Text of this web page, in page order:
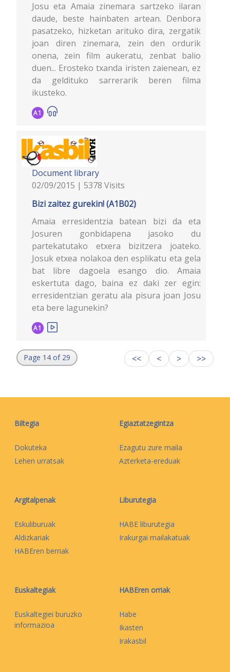
Josu eta Amaia zinemara sartzeko ilaran
daude, beste hainbaten artean. Denbora
pasatzeko, hizketan arituko dira, zergatik
joan diren zinemara, zein den ordurik
onena, zein film aukeratu, zenbat balio
duen... Erosteko txanda iristen zaienean, ez
da geldituko sarrerarik beren filma
ikusteko.
A1
Document library
02/09/2015 | 5378 Visits
Bizi zaitez gurekin! (A1B02)
Amaia erresidentzia batean bizi da eta
Josuren gonbidapena jasoko du
partekatutako etxera bizitzera joateko.
Josuk etxea nolakoa den esplikatu eta gela
bat libre dagoela esango dio. Amaia
eskertuta dago, baina ez daki zer egin:
erresidentzian geratu ala pisura joan Josu
eta bere lagunekin?
A1
Page 14 of 29 << < > >>
Biltegia
Dokuteka
Lehen urratsak
Egiaztatzegintza
Ezagutu zure maila
Azterketa-ereduak
Argitalpenak
Eskuliburuak
Aldizkariak
HABEren berriak
Liburutegia
HABE liburutegia
Irakurgai mailakatuak
Euskaltegiak
Euskaltegiei buruzko
informazioa
HABEren orriak
Habe
Ikasten
Irakasbil